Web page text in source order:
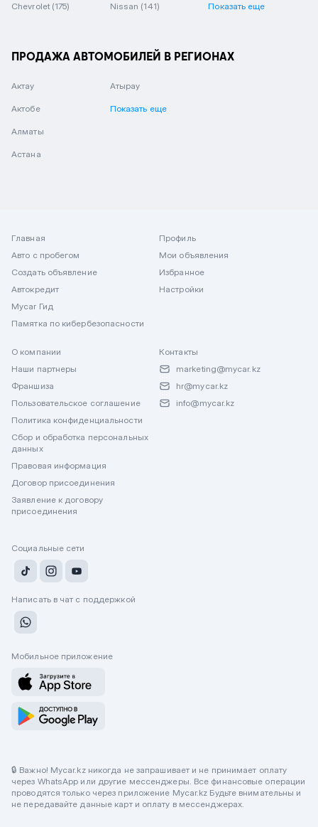
Chevrolet (175) Nissan (141) Показать еще
ПРОДАЖА АВТОМОБИЛЕЙ В РЕГИОНАХ
Актау
Актобе
Алматы
Астана
Атырау
Показать еще
Главная
Авто с пробегом
Создать объявление
Автокредит
Mycar Гид
Памятка по кибербезопасности
Профиль
Мои объявления
Избранное
Настройки
О компании
Наши партнеры
Франшиза
Пользовательское соглашение
Политика конфиденциальности
Сбор и обработка персональных
данных
Правовая информация
Договор присоединения
Заявление к договору
присоединения
Контакты
marketing@mycar.kz
hr@mycar.kz
info@mycar.kz
Социальные сети
Написать в чат с поддержкой
Мобильное приложение
🔒 Важно! Mycar.kz никогда не запрашивает и не принимает оплату
через WhatsApp или другие мессенджеры. Все финансовые операции
проводятся только через приложение Mycar.kz Будьте внимательны и
не передавайте данные карт и оплату в мессенджерах.